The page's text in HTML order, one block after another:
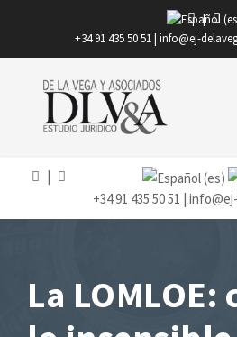
|
+34 91 435 50 51 | info@ej-
+34 91 435 50 51 |
La LOMLOE: